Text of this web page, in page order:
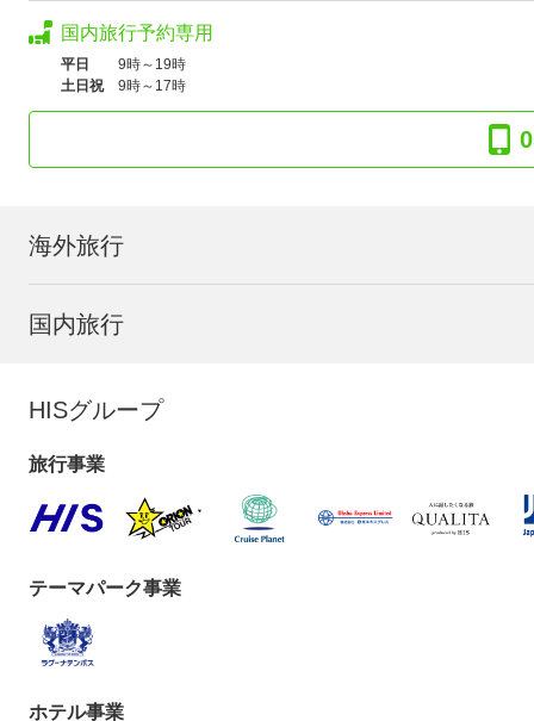
国内旅行予約専用
平日
9時～19時
土日祝
9時～17時
海外旅行
国内旅行
HISグループ
旅行事業
テーマパーク事業
ホテル事業